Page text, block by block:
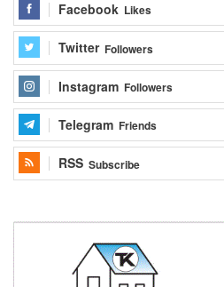
Facebook Likes
Twitter Followers
Instagram Followers
Telegram Friends
RSS Subscribe